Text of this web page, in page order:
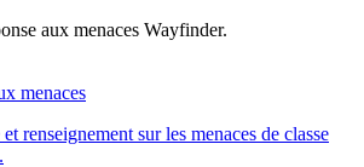
aux menaces Wayfinder.
menaces
renseignement sur les menaces de classe